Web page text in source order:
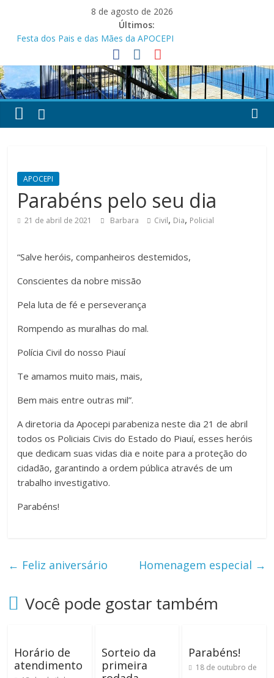
8 de agosto de 2026
Últimos:
Festa dos Pais e das Mães da APOCEPI
APOCEPI conquista a primeira vitória no Campeonato 50tão!
Parabéns!
Felicidades!
APOCEPI investe em melhorias na estrutura do Clube Social
APOCEPI
Parabéns pelo seu dia
21 de abril de 2021 Barbara Civil, Dia, Policial
“Salve heróis, companheiros destemidos,
Conscientes da nobre missão
Pela luta de fé e perseverança
Rompendo as muralhas do mal.
Polícia Civil do nosso Piauí
Te amamos muito mais, mais,
Bem mais entre outras mil”.
A diretoria da Apocepi parabeniza neste dia 21 de abril
todos os Policiais Civis do Estado do Piauí, esses heróis
que dedicam suas vidas dia e noite para a proteção do
cidadão, garantindo a ordem pública através de um
trabalho investigativo.
Parabéns!
← Feliz aniversário Homenagem especial →
Você pode gostar também
Horário de
atendimento
Sorteio da
primeira
Parabéns!
18 de outubro de